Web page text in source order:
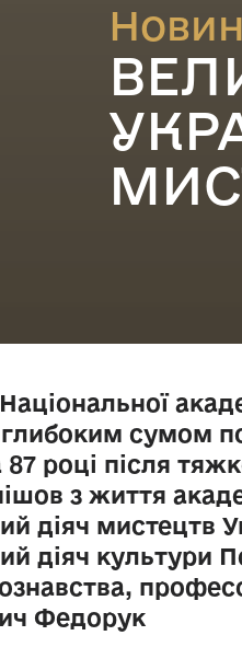
глибоким сумом
році після
з життя
діяч мистецтв
діяч культури
Федорук